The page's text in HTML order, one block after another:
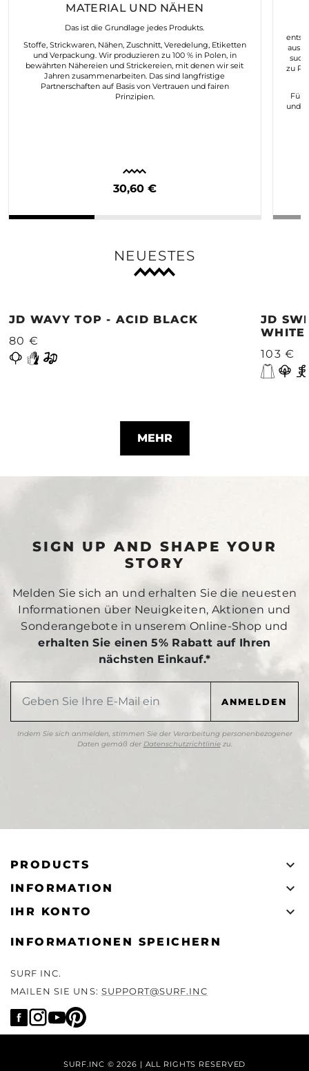
MATERIAL UND NÄHEN
Das ist die Grundlage jedes Produkts.
Stoffe, Strickwaren, Nähen, Zuschnitt, Veredelung, Etiketten
und Verpackung. Wir produzieren zu 100 % in Polen, in
bewährten Nähereien und Strickereien, mit denen wir seit
Jahren zusammenarbeiten. Das sind langfristige
Partnerschaften auf Basis von Vertrauen und fairen
Prinzipien.
30,60 €
aus
zu
Für
und
NEUESTES
JD WAVY TOP - ACID BLACK
80 €
JD
WHITE
103 €
MEHR
SIGN UP AND SHAPE YOUR
STORY
Melden Sie sich an und erhalten Sie die neuesten
Informationen über Neuigkeiten, Aktionen und
Sonderangebote in unserem Online-Shop und
erhalten Sie einen 5% Rabatt auf Ihren
nächsten Einkauf.*
Indem Sie sich anmelden, stimmen Sie der Verarbeitung personenbezogener
Daten gemäß der Datenschutzrichtliniezu.
PRODUCTS 
INFORMATION 
IHR KONTO 
INFORMATIONEN SPEICHERN
SURF INC.
MAILEN SIE UNS: SUPPORT@SURF.INC
SURF.INC © 2026 | ALL RIGHTS RESERVED